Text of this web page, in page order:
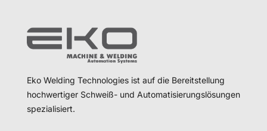
Eko Welding Technologies ist auf die Bereitstellung
hochwertiger Schweiß- und Automatisierungslösungen
spezialisiert.